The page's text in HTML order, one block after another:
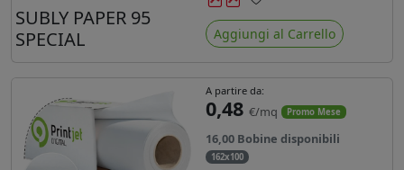
SUBLY PAPER 95
SPECIAL
Preferiti
Aggiungi al Carrello
A partire da:
0,48 €/mq Promo Mese
16,00 Bobine disponibili
162x100